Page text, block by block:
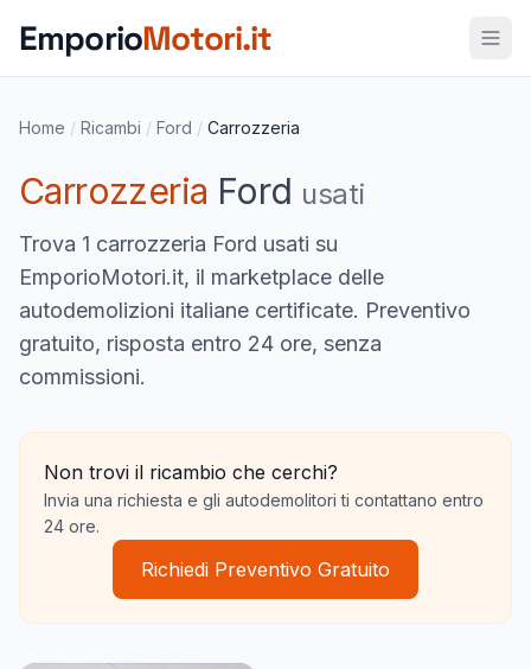
EmporioMotori.it
Home / Ricambi / Ford / Carrozzeria
Carrozzeria Ford usati
Trova 1 carrozzeria Ford usati su
EmporioMotori.it, il marketplace delle
autodemolizioni italiane certificate. Preventivo
gratuito, risposta entro 24 ore, senza
commissioni.
Non trovi il ricambio che cerchi?
Invia una richiesta e gli autodemolitori ti contattano entro
24 ore.
Richiedi Preventivo Gratuito